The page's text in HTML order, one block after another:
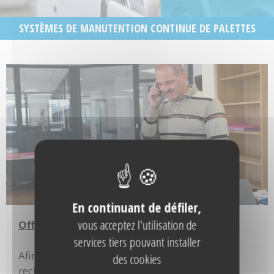
SYSTÈMES DE MANUTENTION CONTINUE DE PALETTES
Offre d'emploi
Afin de renforcer notre équipe en place, nous
recherchons :
En continuant de défiler,
vous acceptez l'utilisation de
services tiers pouvant installer
des cookies